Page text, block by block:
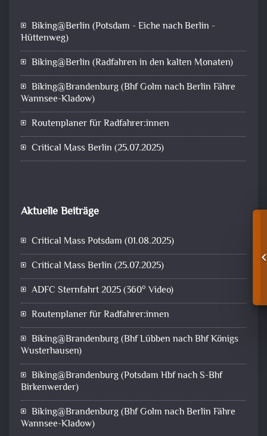
Biking@Berlin (Potsdam - Eiche nach Berlin -
Hüttenweg)
Biking@Berlin (Radfahren in den kalten Monaten)
Biking@Brandenburg (Bhf Golm nach Berlin Fähre
Wannsee-Kladow)
Routenplaner für Radfahrer:innen
Critical Mass Berlin (25.07.2025)
Aktuelle Beiträge
Critical Mass Potsdam (01.08.2025)
Critical Mass Berlin (25.07.2025)
ADFC Sternfahrt 2025 (360° Video)
Routenplaner für Radfahrer:innen
Biking@Brandenburg (Bhf Lübben nach Bhf Königs
Wusterhausen)
Biking@Brandenburg (Potsdam Hbf nach S-Bhf
Birkenwerder)
Biking@Brandenburg (Bhf Golm nach Berlin Fähre
Wannsee-Kladow)